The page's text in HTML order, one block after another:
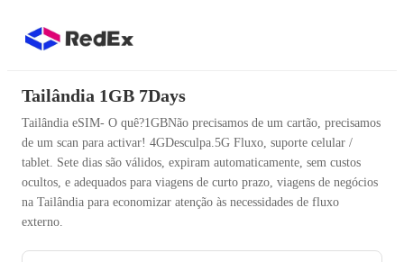
Tailândia 1GB 7Days
Tailândia eSIM- O quê?1GBNão precisamos de um cartão, precisamos
de um scan para activar! 4GDesculpa.5G Fluxo, suporte celular /
tablet. Sete dias são válidos, expiram automaticamente, sem custos
ocultos, e adequados para viagens de curto prazo, viagens de negócios
na Tailândia para economizar atenção às necessidades de fluxo
externo.